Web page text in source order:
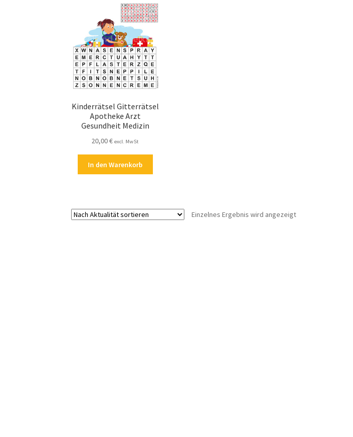
Kinderrätsel Gitterrätsel
Apotheke Arzt
Gesundheit Medizin
20,00€ excl. MwSt
In den Warenkorb
Einzelnes Ergebnis wird angezeigt